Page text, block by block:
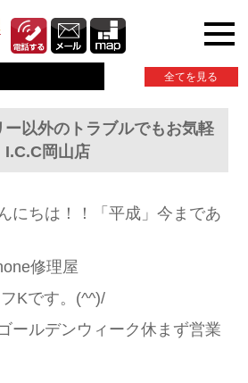
全てを見る
以外のトラブルでもお気軽
I.C.C岡山店
にちは！！「平成」今まであ
修理屋
Kです。(^^)/
ールデンウィーク休まず営業